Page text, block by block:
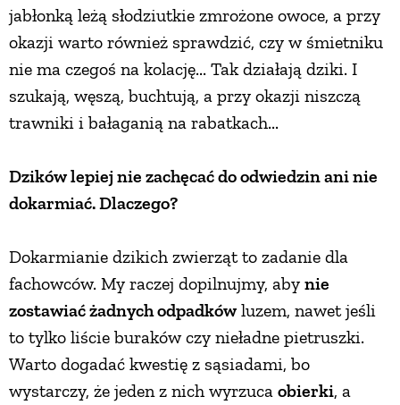
jabłonką leżą słodziutkie zmrożone owoce, a przy
okazji warto również sprawdzić, czy w śmietniku
nie ma czegoś na kolację... Tak działają dziki. I
szukają, węszą, buchtują, a przy okazji niszczą
trawniki i bałaganią na rabatkach...
Dzików lepiej nie zachęcać do odwiedzin ani nie
dokarmiać. Dlaczego?
Dokarmianie dzikich zwierząt to zadanie dla
fachowców. My raczej dopilnujmy, aby nie
zostawiać żadnych odpadków luzem, nawet jeśli
to tylko liście buraków czy nieładne pietruszki.
Warto dogadać kwestię z sąsiadami, bo
wystarczy, że jeden z nich wyrzuca obierki, a